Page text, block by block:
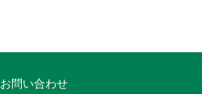
お問い合わせ